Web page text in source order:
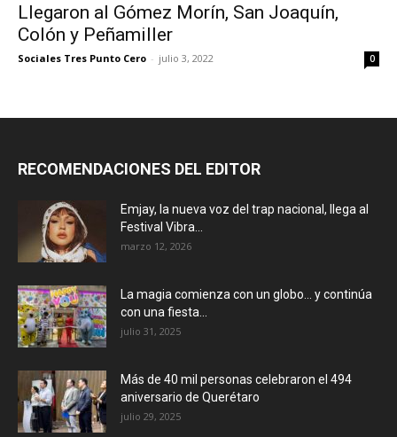
Llegaron al Gómez Morín, San Joaquín,
Colón y Peñamiller
Sociales Tres Punto Cero - julio 3, 2022 0
RECOMENDACIONES DEL EDITOR
Emjay, la nueva voz del trap nacional, llega al
Festival Vibra...
marzo 12, 2026
La magia comienza con un globo… y continúa
con una fiesta...
julio 31, 2025
Más de 40 mil personas celebraron el 494
aniversario de Querétaro
julio 29, 2025